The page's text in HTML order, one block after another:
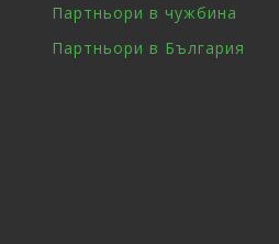
Партньори в чужбина
Партньори в България